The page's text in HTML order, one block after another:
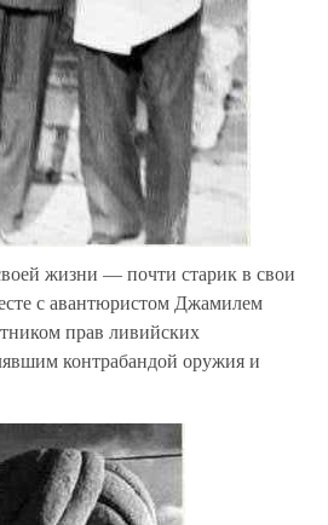
жизни — почти старик в свои
с авантюристом Джамилем
прав ливийских
контрабандой оружия и